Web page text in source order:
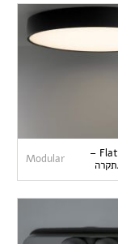
Flatmoon 650 –
Modular